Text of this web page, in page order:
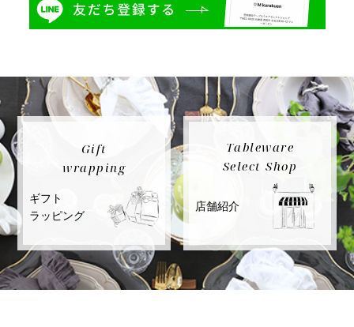
Gift
wrapping
ギフト
ラッピング
Tableware
Select Shop
店舗紹介